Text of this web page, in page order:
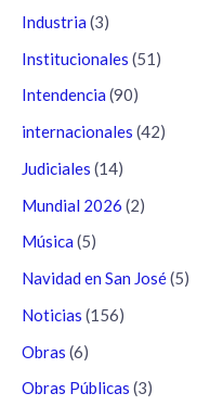
Industria (3)
Institucionales (51)
Intendencia (90)
internacionales (42)
Judiciales (14)
Mundial 2026 (2)
Música (5)
Navidad en San José(5)
Noticias (156)
Obras (6)
Obras Públicas (3)